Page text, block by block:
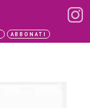
ABBONATI